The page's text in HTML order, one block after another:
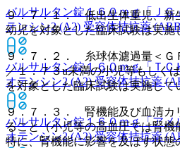
バルサルタン錠１６０ｍｇ「ＪＧ
テンシン2 (A2) 受容体拮抗薬
バルサルタン錠１６０ｍｇ「ＴＣ
オテンシン2 (A2) 受容体拮抗薬
バルサルタン錠１６０ｍｇ「アメ
オテンシン2 (A2) 受容体拮抗薬
９．７．１． 低出生体重児、新
幼児を対象とした臨床試験は実施
９．７．２． 糸球体濾過量＜Ｇ
／１．７３u未満の小児等もしく
を対象とした臨床試験は実施して
９．７．３． 腎機能及び血清カ
ること（小児等の高血圧では腎機
特に、腎機能に影響を及ぼす状態